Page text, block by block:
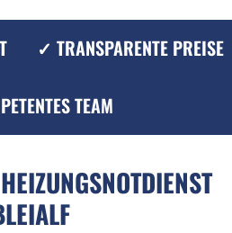
✓ TRANSPARENTE PREISE
TEAM